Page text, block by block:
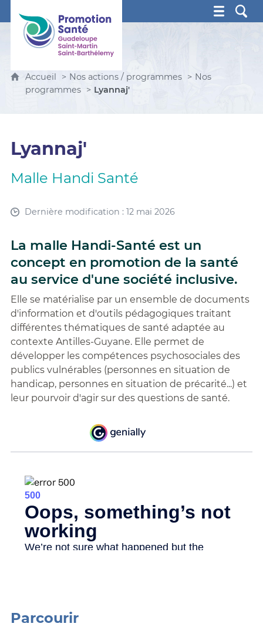
Promotion Santé Guadeloupe, Saint-Martin, Saint
Accueil Nos actions / programmes
Nos
programmes
Lyannaj'
Lyannaj'
Malle Handi Santé
Dernière modification : 12 mai 2026
La malle Handi-Santé est un
concept en promotion de la santé
au service d'une société inclusive.
Elle se matérialise par un ensemble de documents
d'information et d'outils pédagogiques traitant
différentes thématiques de santé adaptée au
contexte Antilles-Guyane. Elle permet de
développer les compétences psychosociales des
publics vulnérables (personnes en situation de
handicap, personnes en situation de précarité...) et
leur pourvoir d'agir sur des questions de santé.
Parcourir